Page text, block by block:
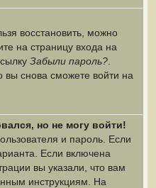
восстановить, можно
на страницу входа на
Забыли пароль?
вы снова сможете войти на
но не могу войти!
и пароль. Если
Если включена
вы указали, что вам
инструкциям. На